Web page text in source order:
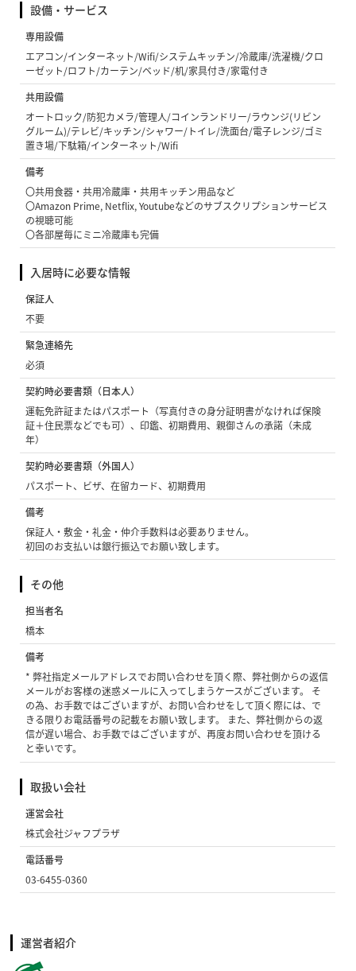
設備・サービス
専用設備
エアコン/インターネット/Wifi/システムキッチン/冷蔵庫/洗濯機/クロ
ーゼット/ロフト/カーテン/ベッド/机/家具付き/家電付き
共用設備
オートロック/防犯カメラ/管理人/コインランドリー/ラウンジ(リビン
グルーム)/テレビ/キッチン/シャワー/トイレ/洗面台/電子レンジ/ゴミ
置き場/下駄箱/インターネット/Wifi
備考
〇共用食器・共用冷蔵庫・共用キッチン用品など
〇Amazon Prime, Netflix, Youtubeなどのサブスクリプションサービス
の視聴可能
〇各部屋毎にミニ冷蔵庫も完備
入居時に必要な情報
保証人
不要
緊急連絡先
必須
契約時必要書類（日本人）
運転免許証またはパスポート（写真付きの身分証明書がなければ保険
証＋住民票などでも可）、印鑑、初期費用、親御さんの承諾（未成
年）
契約時必要書類（外国人）
パスポート、ビザ、在留カード、初期費用
備考
保証人・敷金・礼金・仲介手数料は必要ありません。
初回のお支払いは銀行振込でお願い致します。
その他
担当者名
橋本
備考
* 弊社指定メールアドレスでお問い合わせを頂く際、弊社側からの返信
メールがお客様の迷惑メールに入ってしまうケースがございます。 そ
の為、お手数ではございますが、お問い合わせをして頂く際には、で
きる限りお電話番号の記載をお願い致します。 また、弊社側からの返
信が遅い場合、お手数ではございますが、再度お問い合わせを頂ける
と幸いです。
取扱い会社
運営会社
株式会社ジャフプラザ
電話番号
03-6455-0360
運営者紹介